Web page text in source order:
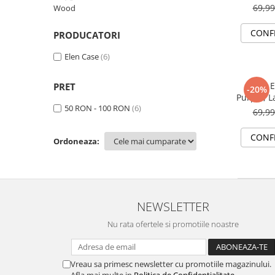
Wood
PRODUCATORI
Elen Case(6)
PRET
50 RON - 100 RON (6)
Ordoneaza:
Hard
-20%
Husa
Purple,
si
NEWSLETTER
Nu rata ofertele si promotiile noastre
Vreau sa primesc newsletter cu promotiile magazinului.